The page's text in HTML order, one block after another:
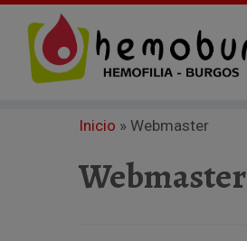
Inicio » Webmaster
Webmaster